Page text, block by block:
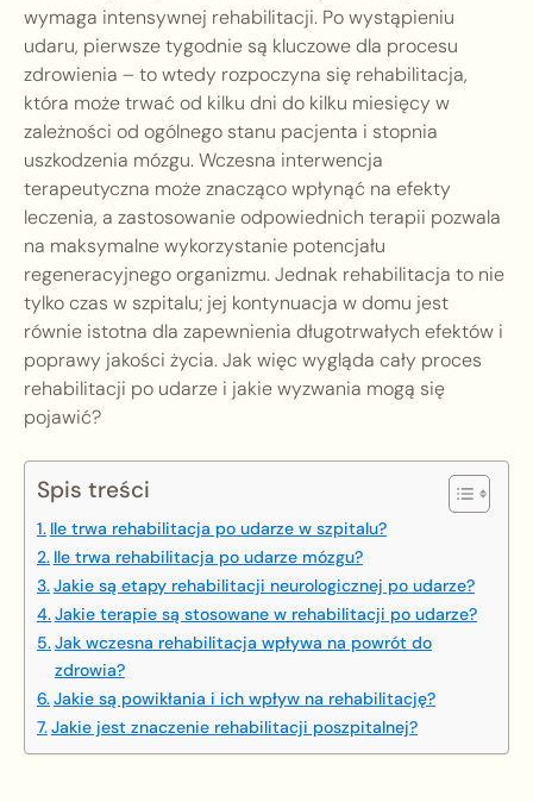
wymaga intensywnej rehabilitacji. Po wystąpieniu
udaru, pierwsze tygodnie są kluczowe dla procesu
zdrowienia – to wtedy rozpoczyna się rehabilitacja,
która może trwać od kilku dni do kilku miesięcy w
zależności od ogólnego stanu pacjenta i stopnia
uszkodzenia mózgu. Wczesna interwencja
terapeutyczna może znacząco wpłynąć na efekty
leczenia, a zastosowanie odpowiednich terapii pozwala
na maksymalne wykorzystanie potencjału
regeneracyjnego organizmu. Jednak rehabilitacja to nie
tylko czas w szpitalu; jej kontynuacja w domu jest
równie istotna dla zapewnienia długotrwałych efektów i
poprawy jakości życia. Jak więc wygląda cały proces
rehabilitacji po udarze i jakie wyzwania mogą się
pojawić?
Spis treści
Ile trwa rehabilitacja po udarze w szpitalu?
Ile trwa rehabilitacja po udarze mózgu?
Jakie są etapy rehabilitacji neurologicznej po udarze?
Jakie terapie są stosowane w rehabilitacji po udarze?
Jak wczesna rehabilitacja wpływa na powrót do
zdrowia?
Jakie są powikłania i ich wpływ na rehabilitację?
Jakie jest znaczenie rehabilitacji poszpitalnej?